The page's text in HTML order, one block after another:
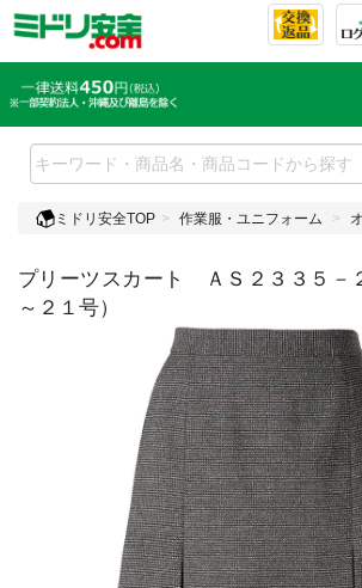
ミドリ安全TOP 作業服・ユニフォーム
プリーツスカート ＡＳ２３３５
～２１号）